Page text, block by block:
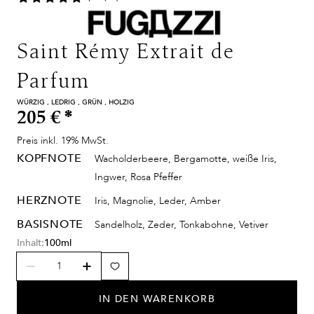
Saint Rémy Extrait de
Parfum
WÜRZIG , LEDRIG , GRÜN , HOLZIG
205 € *
Preis inkl. 19% MwSt.
KOPFNOTE
Wacholderbeere, Bergamotte, weiße Iris,
Ingwer, Rosa Pfeffer
HERZNOTE Iris, Magnolie, Leder, Amber
BASISNOTE
Sandelholz, Zeder, Tonkabohne, Vetiver
Inhalt:100ml
IN DEN WARENKORB